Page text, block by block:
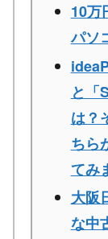
10万
パソ
と「
は？
ちら
てみ
大阪
な中